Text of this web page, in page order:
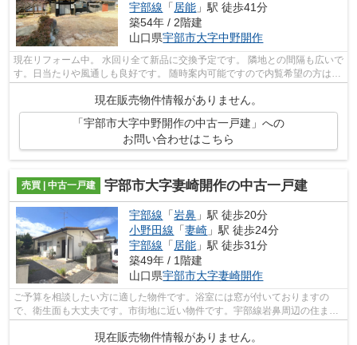
宇部線 「 居能 」駅 徒歩41分
築54年 / 2階建
山口県宇部市大字中野開作
現在リフォーム中。 水回り全て新品に交換予定です。 隣地との間隔も広いで
す。日当たりや風通しも良好です。 随時案内可能ですので内覧希望の方は当
社にお問い合わせください。
現在販売物件情報がありません。
「宇部市大字中野開作の中古一戸建」への
お問い合わせはこちら
売買 | 中古一戸建 宇部市大字妻崎開作の中古一戸建
宇部線 「岩鼻 」駅 徒歩20分
小野田線 「妻崎 」駅 徒歩24分
宇部線 「 居能 」駅 徒歩31分
築49年 / 1階建
山口県宇部市大字妻崎開作
ご予算を相談したい方に適した物件です。浴室には窓が付いておりますの
で、衛生面も大丈夫です。市街地に近い物件です。宇部線岩鼻周辺の住まい
現在販売物件情報がありません。